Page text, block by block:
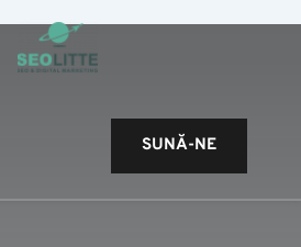
SUNĂ-NE